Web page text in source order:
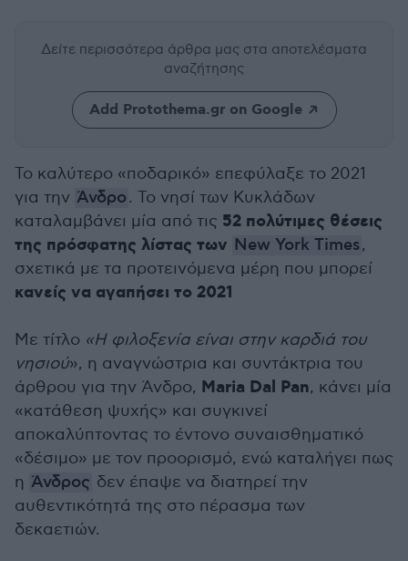
Δείτε περισσότερα άρθρα μας στα αποτελέσματα
αναζήτησης
Add Protothema.gr on Google
Το καλύτερο «ποδαρικό» επεφύλαξε το 2021
για την Άνδρο. Το νησί των Κυκλάδων
καταλαμβάνει μία από τις 52 πολύτιμες θέσεις
της πρόσφατης λίστας των New York Times,
σχετικά με τα προτεινόμενα μέρη που μπορεί
κανείς να αγαπήσει το 2021
Με τίτλο «Η φιλοξενία είναι στην καρδιά του
νησιού», η αναγνώστρια και συντάκτρια του
άρθρου για την Άνδρο, Maria Dal Pan, κάνει μία
«κατάθεση ψυχής» και συγκινεί
αποκαλύπτοντας το έντονο συναισθηματικό
«δέσιμο» με τον προορισμό, ενώ καταλήγει πως
η Άνδρος δεν έπαψε να διατηρεί την
αυθεντικότητά της στο πέρασμα των
δεκαετιών.